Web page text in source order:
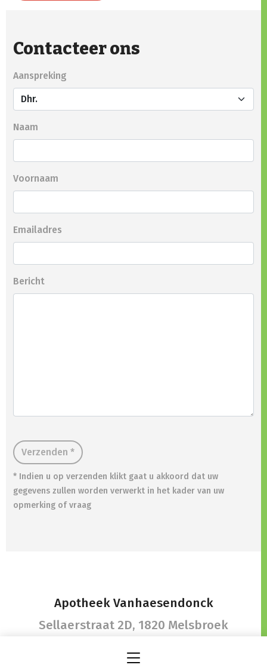
Contacteer ons
Aanspreking
Naam
Voornaam
Emailadres
Bericht
Verzenden *
* Indien u op verzenden klikt gaat u akkoord dat uw
gegevens zullen worden verwerkt in het kader van uw
opmerking of vraag
Apotheek Vanhaesendonck
Sellaerstraat 2D, 1820 Melsbroek